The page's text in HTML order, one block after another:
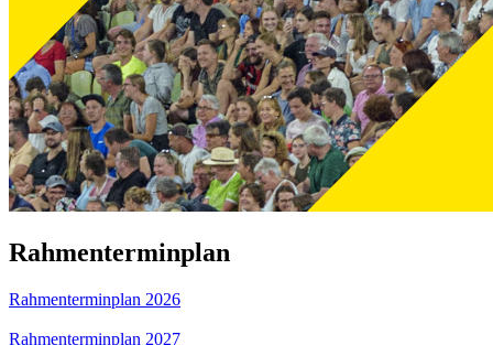
Rahmenterminplan
Rahmenterminplan 2026
Rahmenterminplan 2027